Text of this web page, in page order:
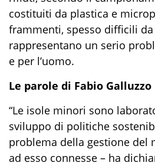
costituiti da plastica e
frammenti, spesso difficili
rappresentano un serio
e per l’uomo.
Le parole di Fabio Galluzzo
“Le isole minori sono
sviluppo di politiche
problema della gestione del
ad esso connesse – ha